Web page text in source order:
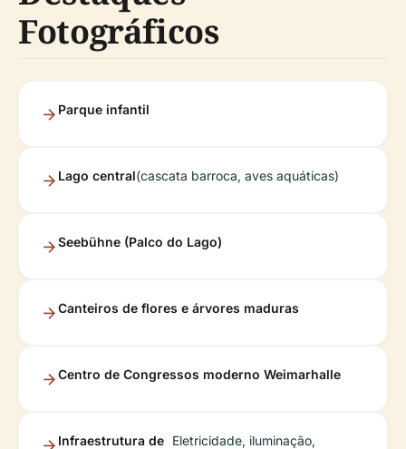
Fotográficos
Parque infantil
Lago central(cascata barroca, aves aquáticas)
Seebühne (Palco do Lago)
Canteiros de flores e árvores maduras
Centro de Congressos moderno Weimarhalle
Infraestrutura de Eletricidade, iluminação,